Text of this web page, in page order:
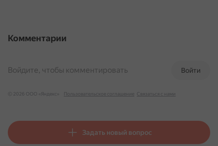
Комментарии
Войти
Войдите, чтобы комментировать
© 2026 ООО «Яндекс» Пользовательское соглашение Связаться с нами
Задать новый вопрос